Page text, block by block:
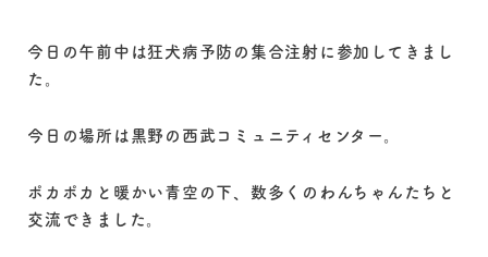
今日の午前中は狂犬病予防の集合注射に参加してきまし
た。
今日の場所は黒野の西武コミュニティセンター。
ポカポカと暖かい青空の下、数多くのわんちゃんたちと
交流できました。